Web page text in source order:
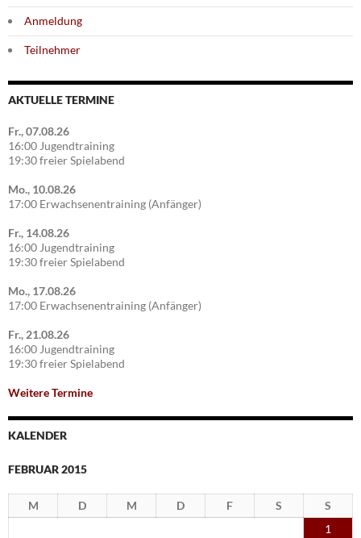
Anmeldung
Teilnehmer
AKTUELLE TERMINE
Fr., 07.08.26
16:00 Jugendtraining
19:30 freier Spielabend
Mo., 10.08.26
17:00 Erwachsenentraining (Anfänger)
Fr., 14.08.26
16:00 Jugendtraining
19:30 freier Spielabend
Mo., 17.08.26
17:00 Erwachsenentraining (Anfänger)
Fr., 21.08.26
16:00 Jugendtraining
19:30 freier Spielabend
Weitere Termine
KALENDER
FEBRUAR 2015
M D M D F S
S
1